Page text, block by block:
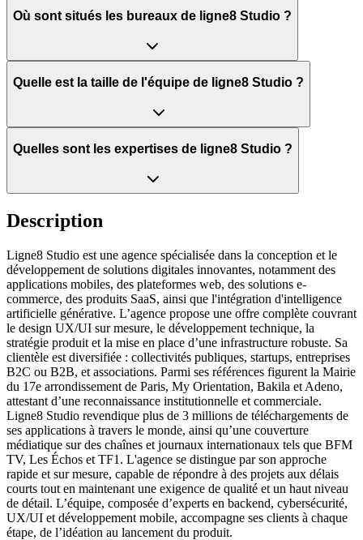
Où sont situés les bureaux de ligne8 Studio ?
Quelle est la taille de l'équipe de ligne8 Studio ?
Quelles sont les expertises de ligne8 Studio ?
Description
Ligne8 Studio est une agence spécialisée dans la conception et le
développement de solutions digitales innovantes, notamment des
applications mobiles, des plateformes web, des solutions e-
commerce, des produits SaaS, ainsi que l'intégration d'intelligence
artificielle générative. L’agence propose une offre complète couvrant
le design UX/UI sur mesure, le développement technique, la
stratégie produit et la mise en place d’une infrastructure robuste. Sa
clientèle est diversifiée : collectivités publiques, startups, entreprises
B2C ou B2B, et associations. Parmi ses références figurent la Mairie
du 17e arrondissement de Paris, My Orientation, Bakila et Adeno,
attestant d’une reconnaissance institutionnelle et commerciale.
Ligne8 Studio revendique plus de 3 millions de téléchargements de
ses applications à travers le monde, ainsi qu’une couverture
médiatique sur des chaînes et journaux internationaux tels que BFM
TV, Les Échos et TF1. L'agence se distingue par son approche
rapide et sur mesure, capable de répondre à des projets aux délais
courts tout en maintenant une exigence de qualité et un haut niveau
de détail. L’équipe, composée d’experts en backend, cybersécurité,
UX/UI et développement mobile, accompagne ses clients à chaque
étape, de l’idéation au lancement du produit.